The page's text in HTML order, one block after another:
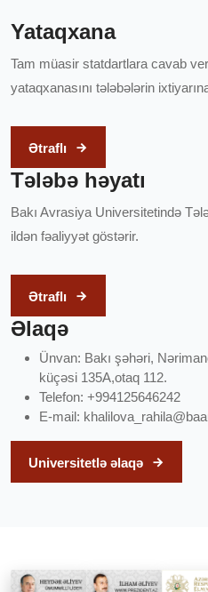
Yataqxana
Tam müasir statdartlara cavab
yataqxanasını tələbələrin
Ətraflı
Tələbə həyatı
Bakı Avrasiya Universitetində
ildən fəaliyyət göstərir.
Ətraflı
Əlaqə
Ünvan: Bakı şəhəri,
küçəsi 135A,otaq 112.
Telefon: +994125646242
E-mail:
Universitetlə əlaqə